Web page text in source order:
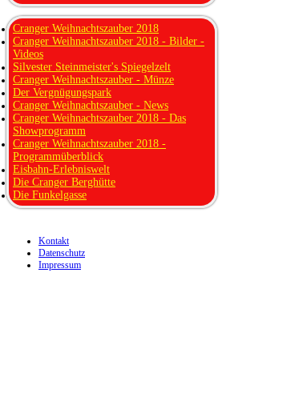
Cranger Weihnachtszauber 2018
Cranger Weihnachtszauber 2018 - Bilder -
Videos
Silvester Steinmeister's Spiegelzelt
Cranger Weihnachtszauber - Münze
Der Vergnügungspark
Cranger Weihnachtszauber - News
Cranger Weihnachtszauber 2018 - Das
Showprogramm
Cranger Weihnachtszauber 2018 -
Programmüberblick
Eisbahn-Erlebniswelt
Die Cranger Berghütte
Die Funkelgasse
Kontakt
Datenschutz
Impressum